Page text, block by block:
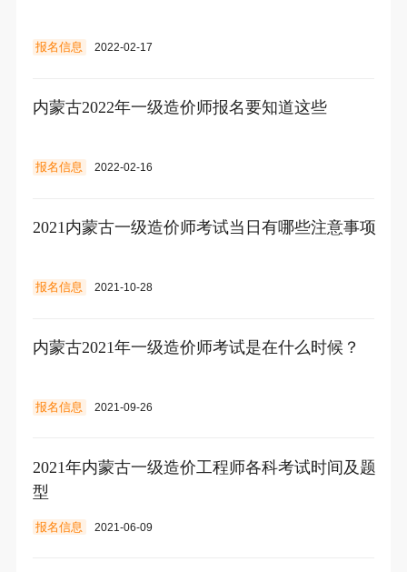
报名信息 2022-02-17
内蒙古2022年一级造价师报名要知道这些
报名信息 2022-02-16
2021内蒙古一级造价师考试当日有哪些注意事项
报名信息 2021-10-28
内蒙古2021年一级造价师考试是在什么时候？
报名信息 2021-09-26
2021年内蒙古一级造价工程师各科考试时间及题
型
报名信息 2021-06-09